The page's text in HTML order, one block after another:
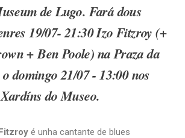
de Lugo. Fará dous
19/07- 21:30 Izo Fitzroy (+
+ Ben Poole) na Praza da
domingo 21/07 - 13:00 nos
Xardíns do Museo.
é unha cantante de blues